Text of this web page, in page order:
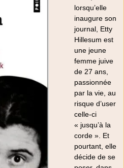
lorsqu’elle
inaugure son
journal, Etty
Hillesum est
une jeune
femme juive
de 27 ans,
passionnée
par la vie, au
risque d’user
celle-ci
« jusqu’à la
corde ». Et
pourtant, elle
décide de se